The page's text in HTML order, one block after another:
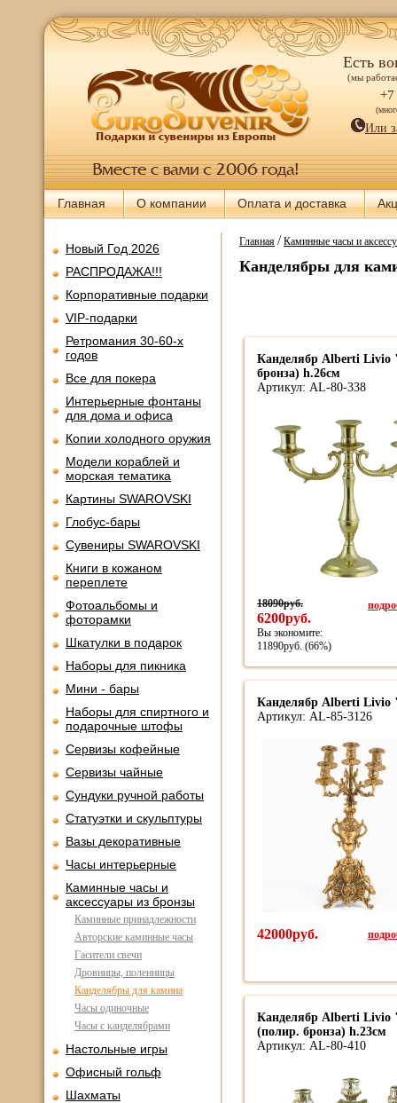
Есть
(мы
+7
Или
Главная О компании Оплата и доставка
Новый Год 2026
РАСПРОДАЖА!!!
Корпоративные подарки
VIP-подарки
Ретромания 30-60-х
годов
Все для покера
Интерьерные фонтаны
для дома и офиса
Копии холодного оружия
Модели кораблей и
морская тематика
Картины SWAROVSKI
Глобус-бары
Сувениры SWAROVSKI
Книги в кожаном
переплете
Фотоальбомы и
фоторамки
Шкатулки в подарок
Наборы для пикника
Мини - бары
Наборы для спиртного и
подарочные штофы
Сервизы кофейные
Сервизы чайные
Сундуки ручной работы
Статуэтки и скульптуры
Вазы декоративные
Часы интерьерные
Каминные часы и
аксессуары из бронзы
Каминные принадлежности
Авторские каминные часы
Гасители свечи
Дровницы, поленницы
Канделябры для камина
Часы одиночные
Часы с канделябрами
Настольные игры
Офисный гольф
Шахматы
Главная/Каминные часы и
Канделябры для
Канделябр Alberti Livio
бронза) h.26см
Артикул: AL-80-338
18090руб.
6200руб.
Вы экономите:
11890руб. (66%)
Канделябр Alberti Livio
Артикул: AL-85-3126
42000руб.
Канделябр Alberti
(полир. бронза) h.23см
Артикул: AL-80-410